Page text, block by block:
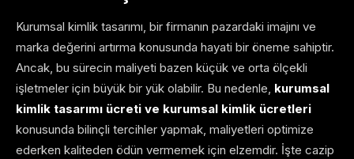
Kurumsal kimlik tasarımı, bir firmanın pazardaki imajını ve
marka değerini artırma konusunda hayati bir öneme sahiptir.
Ancak, bu sürecin maliyeti bazen küçük ve orta ölçekli
işletmeler için büyük bir yük olabilir. Bu nedenle, kurumsal
kimlik tasarımı ücreti ve kurumsal kimlik ücretleri
konusunda bilinçli tercihler yapmak, maliyetleri optimize
ederken kaliteden ödün vermemek için elzemdir. İşte cazip